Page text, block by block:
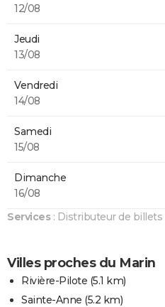
12/08
Jeudi
13/08
Vendredi
14/08
Samedi
15/08
Dimanche
16/08
Services: Distributeur de billets
Villes proches du Marin
Rivière-Pilote (5.1 km)
Sainte-Anne (5.2 km)